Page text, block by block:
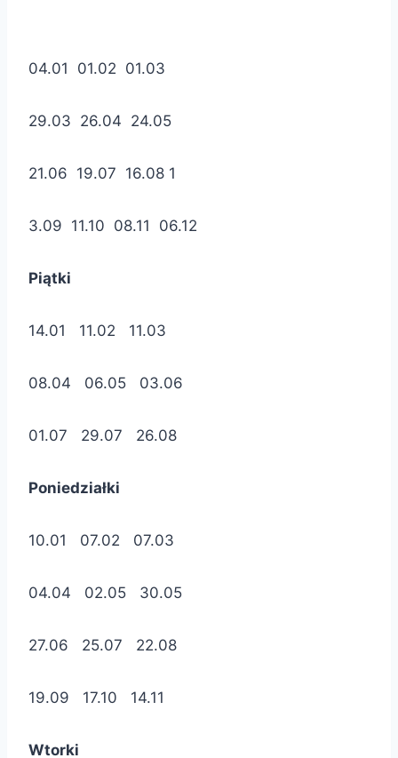
04.01 01.02 01.03
29.03 26.04 24.05
21.06 19.07 16.08 1
3.09 11.10 08.11 06.12
Piątki
14.01 11.02 11.03
08.04 06.05 03.06
01.07 29.07 26.08
Poniedziałki
10.01 07.02 07.03
04.04 02.05 30.05
27.06 25.07 22.08
19.09 17.10 14.11
Wtorki